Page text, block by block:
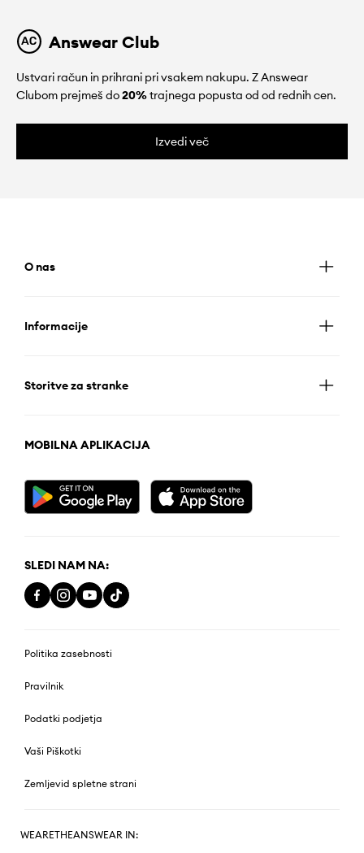
Answear Club
Ustvari račun in prihrani pri vsakem nakupu. Z Answear
Clubom prejmeš do20%trajnega popusta od od rednih cen.
Izvedi več
O nas
Informacije
Storitve za stranke
MOBILNA APLIKACIJA
SLEDI NAM NA:
Politika zasebnosti
Pravilnik
Podatki podjetja
Vaši Piškotki
Zemljevid spletne strani
WEARETHEANSWEAR IN: